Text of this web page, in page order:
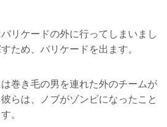
リケードの外に行ってしまいまし
ため、バリケードを出ます。
巻き毛の男を連れた外のチームが
らは、ノブがゾンビになったこと
。